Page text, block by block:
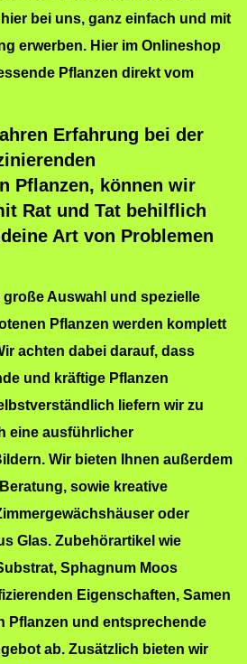
bei uns, ganz einfach und mit
erwerben. Hier im Onlineshop
Pflanzen direkt vom
Erfahrung bei der
Pflanzen, können wir
Rat und Tat behilflich
Art von Problemen
Auswahl und spezielle
Pflanzen werden komplett
achten dabei darauf, dass
und kräftige Pflanzen
liefern wir zu
eine ausführlicher
Wir bieten Ihnen außerdem
sowie kreative
oder
Glas. Zubehörartikel wie
Sphagnum Moos
Eigenschaften, Samen
Pflanzen und entsprechende
ab. Zusätzlich bieten wir